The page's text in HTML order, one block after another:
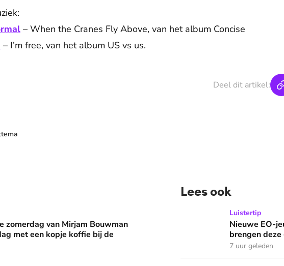
– When the Cranes Fly Above, van het album Concise
– I’m free, van het album US vs us.
Deel dit artikel:
Mirjam Bouwman eruit? 'Begin de dag met een kopje koffie bij de stacaravan'
zomerdag van Mirjam Bouwman
met een kopje koffie bij de
Lees ook
Nieuwe EO-jeugdpodcast
Luistertip
Nieuwe EO-
brengen
7 uur geleden